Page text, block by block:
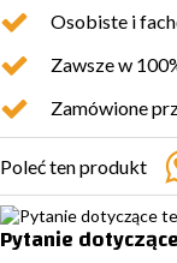
Osobiste i
Zawsze w
Zamówione
Poleć ten produkt
Pytanie